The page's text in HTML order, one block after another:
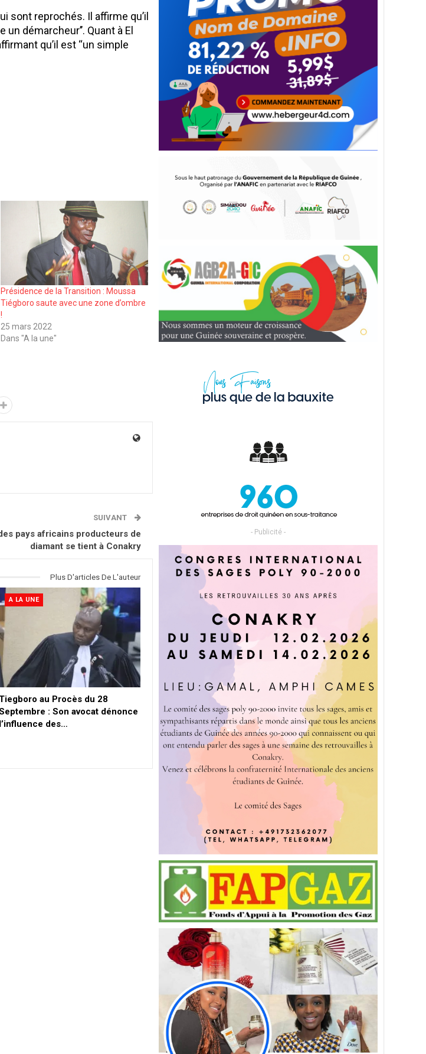
sont reprochés. Il affirme qu’il
démarcheur’’. Quant à El
qu’il est ‘‘un simple
Présidence de la Transition : Moussa
Tiégboro saute avec une zone d’ombre
!
25 mars 2022
Dans "A la une"
SUIVANT
pays africains producteurs de
diamant se tient à Conakry
Plus D'articles De L'auteur
A LA UNE
Tiegboro au Procès du 28
: Son avocat dénonce
l’influence des…
- Publicité -